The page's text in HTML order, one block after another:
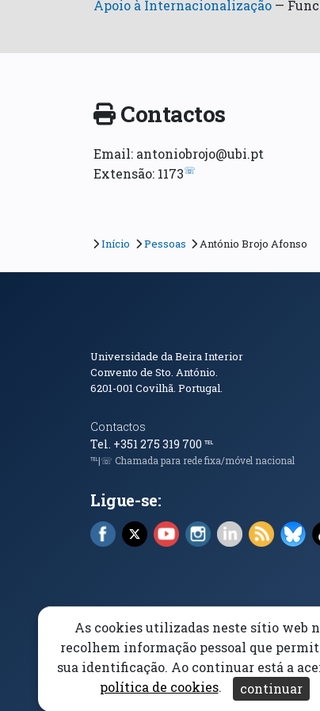
Apoio à Internacionalização —
Contactos
Email: antoniobrojo@ubi.pt
Extensão: 1173☏
Início Pessoas António Brojo Afonso
Informações de
Universidade da Beira Interior
Convento de Sto. António.
6201-001Covilhã. Portugal.
Contactos
Tel. +351 275 319 700 ℡
℡|☏ Chamada para rede fixa/móvel nacional
Ligue-se:
Facebook (abre em nova janela)
X (abre em nova janela)
YouTube (abre em nova
Instagram (abre em
LinkedIn
RSS
Acessibilidade Aviso/Privacidade
As cookies utilizadas neste sítio web
recolhem informação pessoal que
sua identificação. Ao continuar está a
política de cookies. continuar